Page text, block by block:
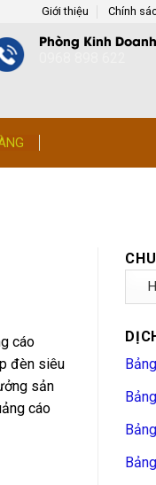
Giới thiệu Chính
Phòng Kinh Doanh
cáo
đèn siêu
sản
cáo
Án